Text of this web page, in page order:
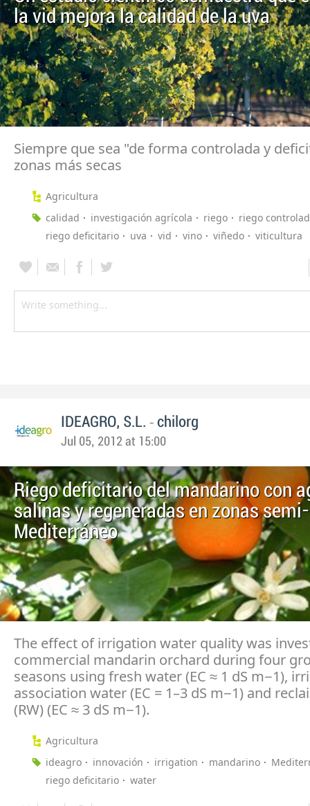
la vid mejora la calidad de la uva
Siempre que sea "de forma controlada y
zonas más secas
Agricultura
calidad
investigación agrícola riego
riego
riego deficitario
uva vid vino viñedo viticultura
IDEAGRO, S.L. - chilorg
Jul 05, 2012 at 15:00
Riego deficitario del mandarino con
salinas y regeneradas en zonas
Mediterráneo
The effect of irrigation water quality was
commercial mandarin orchard during four
seasons using fresh water (EC ≈ 1 dS m−1),
association water (EC = 1–3 dS m−1) and
(RW) (EC ≈ 3 dS m−1).
Agricultura
ideagro
innovación irrigation mandarino
riego deficitario
water